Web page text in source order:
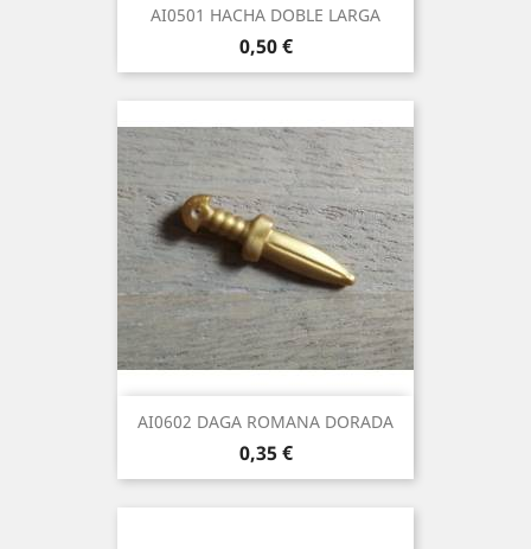
AI0501 HACHA DOBLE LARGA
Precio
0,50 €
AI0602 DAGA ROMANA DORADA
Precio
0,35 €